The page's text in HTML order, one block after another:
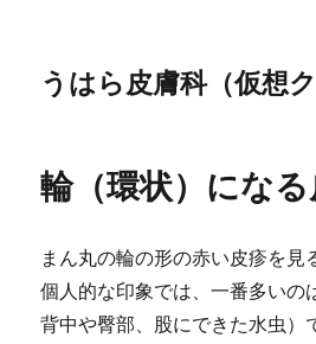
うはら皮膚科（仮想
輪（環状）にな
まん丸の輪の形の赤い皮疹を見
個人的な印象では、一番多いの
背中や臀部、股にできた水虫）